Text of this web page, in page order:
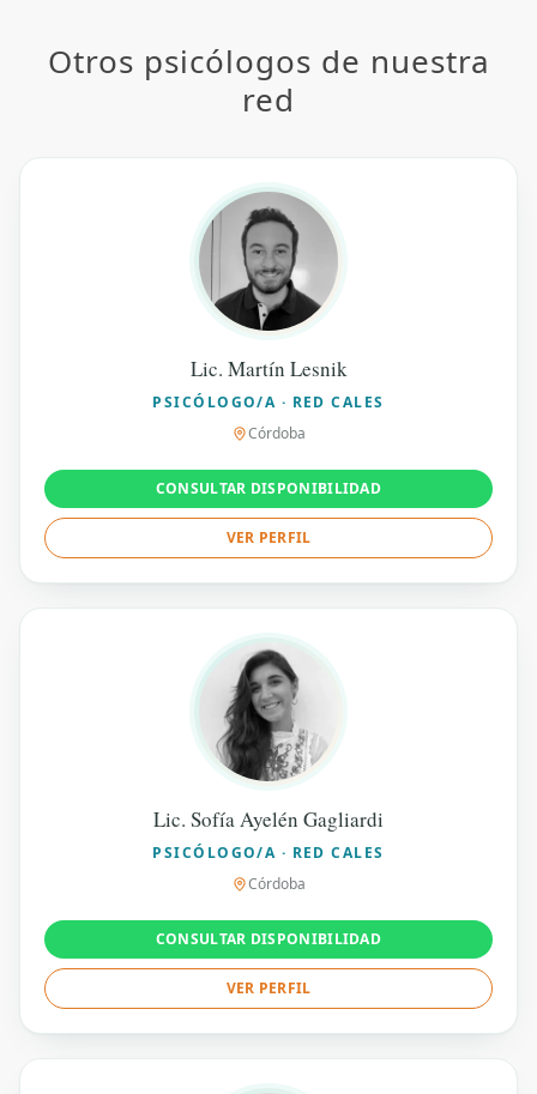
Otros psicólogos de nuestra
red
Lic. Martín Lesnik
PSICÓLOGO/A · RED CALES
Córdoba
CONSULTAR DISPONIBILIDAD
VER PERFIL
Lic. Sofía Ayelén Gagliardi
PSICÓLOGO/A · RED CALES
Córdoba
CONSULTAR DISPONIBILIDAD
VER PERFIL